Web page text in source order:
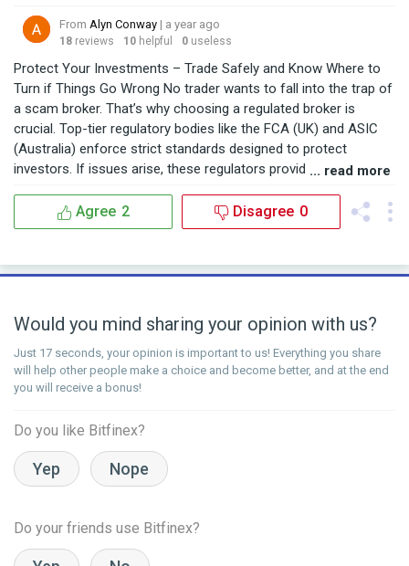
From Alyn Conway | a year ago
18 reviews 10 helpful 0 useless
Protect Your Investments – Trade Safely and Know Where to
Turn if Things Go Wrong No trader wants to fall into the trap of
a scam broker. That’s why choosing a regulated broker is
crucial. Top-tier regulatory bodies like the FCA (UK) and ASIC
(Australia) enforce strict standards designed to protect
investors. If issues arise, these regulators provide a path to
regulated in three respected jurisdictions: FCA, ASIC, and
CySEC. So far, their service has been consistently reliable, and I
oversight. But if you’ve already been cheated by an unregulated
professional team guides you through every step of the
recovery process. Trade smart. Stay protected. And know that
help is available.
... read more
Agree 2 Disagree 0
Would you mind sharing your opinion with us?
Just 17 seconds, your opinion is important to us! Everything you share
will help other people make a choice and become better, and at the end
you will receive a bonus!
Do you like Bitfinex?
Yep Nope
Do your friends use Bitfinex?